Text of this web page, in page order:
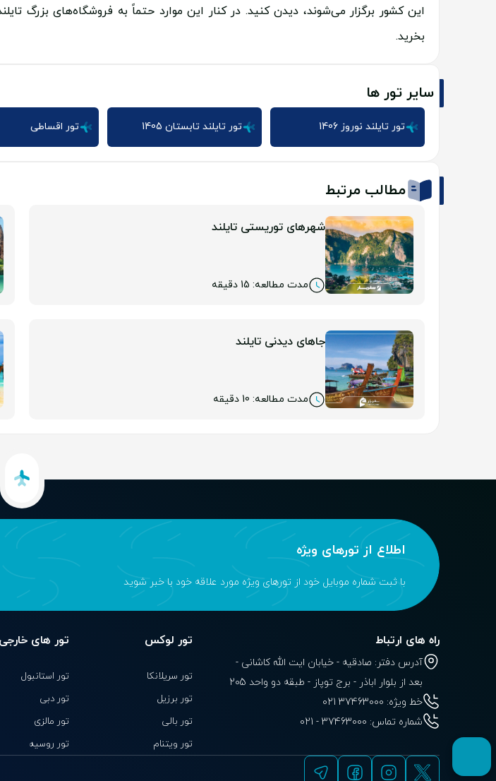
این کشور برگزار می‌شوند، دیدن کنید. در کنار این موارد حتماً به فروشگاه‌های بزرگ
بخرید.
سایر تور ها
تور تایلند نوروز 1406 تور تایلند تابستان 1405 تور اقساطی
مطالب مرتبط
شهرهای توریستی تایلند
مدت مطالعه: 15 دقیقه
جاهای دیدنی تایلند
مدت مطالعه: 10 دقیقه
اطلاع از تور‌های ویژه
با ثبت شماره موبایل خود از تورهای ویژه مورد علاقه خود با خبر شوید
راه های ارتباط
آدرس دفتر: صادقیه - خیابان ایت الله کاشانی -
بعد از بلوار‌‌ اباذر - برج توپاز - طبقه دو واحد 205
خط ویژه: 37463000 021
شماره تماس: 021 - 37463000
تور لوکس
تور سریلانکا
تور برزیل
تور بالی
تور ویتنام
تور های خارجی
تور استانبول
تور دبی
تور مالزی
تور روسیه